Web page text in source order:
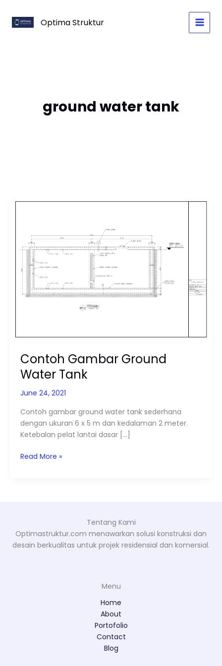
content
Optima Struktur
ground water tank
Contoh Gambar Ground
Water Tank
June 24, 2021
Contoh gambar ground water tank sederhana
dengan ukuran 6 x 5 m dan kedalaman 2 meter.
Ketebalan pelat lantai dasar […]
Contoh
Water
Tank
Read More »
Tentang Kami
Optimastruktur.com menawarkan solusi konstruksi dan
desain berkualitas untuk projek residensial dan komersial.
Menu
Home
About
Portofolio
Contact
Blog